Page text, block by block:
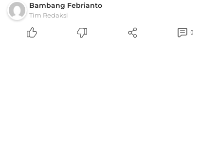
Bambang Febrianto
Tim Redaksi
0